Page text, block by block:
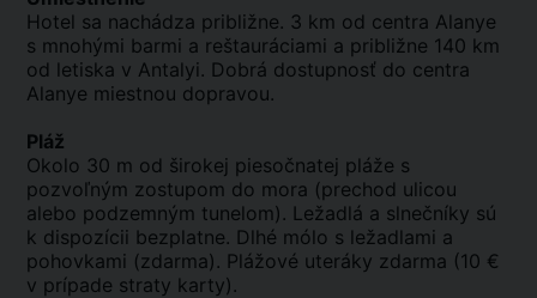
Hotel sa nachádza približne. 3 km od centra Alanye
s mnohými barmi a reštauráciami a približne 140 km
od letiska v Antalyi. Dobrá dostupnosť do centra
Alanye miestnou dopravou.
Pláž
Okolo 30 m od širokej piesočnatej pláže s
pozvoľným zostupom do mora (prechod ulicou
alebo podzemným tunelom). Ležadlá a slnečníky sú
k dispozícii bezplatne. Dlhé mólo s ležadlami a
pohovkami (zdarma). Plážové uteráky zdarma (10 €
v prípade straty karty).